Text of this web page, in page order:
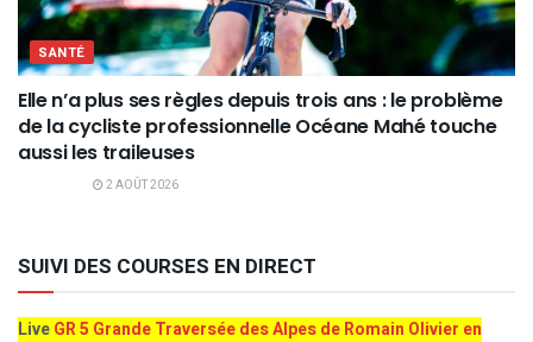
SANTÉ
Elle n’a plus ses règles depuis trois ans : le problème
de la cycliste professionnelle Océane Mahé touche
aussi les traileuses
2 AOÛT 2026
SUIVI DES COURSES EN DIRECT
LiveGR 5 Grande Traversée des Alpes de Romain Olivier en